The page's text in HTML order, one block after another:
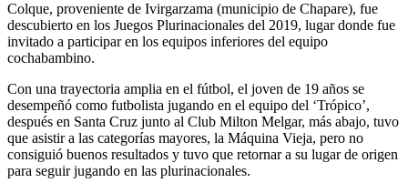
Colque, proveniente de Ivirgarzama (municipio de Chapare), fue
descubierto en los Juegos Plurinacionales del 2019, lugar donde fue
invitado a participar en los equipos inferiores del equipo
cochabambino.
Con una trayectoria amplia en el fútbol, el joven de 19 años se
desempeñó como futbolista jugando en el equipo del ‘Trópico’,
después en Santa Cruz junto al Club Milton Melgar, más abajo, tuvo
que asistir a las categorías mayores, la Máquina Vieja, pero no
consiguió buenos resultados y tuvo que retornar a su lugar de origen
para seguir jugando en las plurinacionales.